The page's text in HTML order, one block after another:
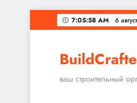
Перейти
к
7:05:58 AM 6
ваш строительный